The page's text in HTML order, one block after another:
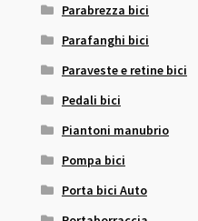
Parabrezza bici
Parafanghi bici
Paraveste e retine bici
Pedali bici
Piantoni manubrio
Pompa bici
Porta bici Auto